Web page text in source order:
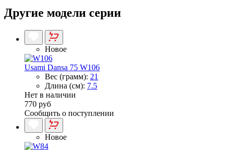
Другие модели серии
Новое
Usami Dansa 75 W106
Вес (грамм): 21
Длина (см): 7.5
Нет в наличии
770 руб
Сообщить о поступлении
Новое